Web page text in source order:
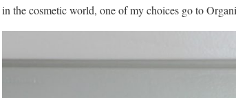
in the cosmetic world, one of my choices go to